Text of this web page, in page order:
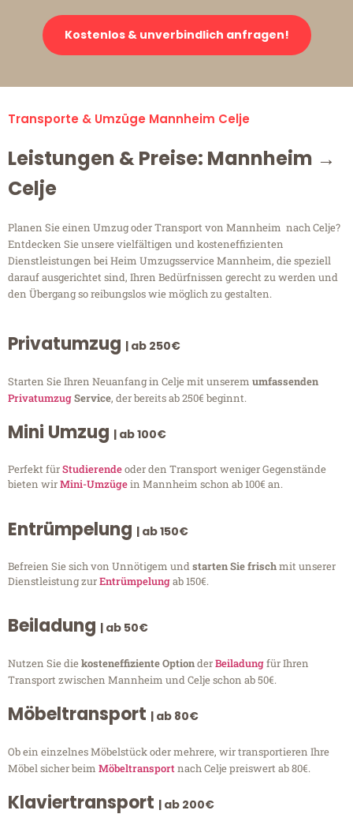
Kostenlos & unverbindlich anfragen!
Transporte & Umzüge Mannheim Celje
Leistungen & Preise: Mannheim →
Celje
Planen Sie einen Umzug oder Transport von Mannheim nach Celje?
Entdecken Sie unsere vielfältigen und kosteneffizienten
Dienstleistungen bei Heim Umzugsservice Mannheim, die speziell
darauf ausgerichtet sind, Ihren Bedürfnissen gerecht zu werden und
den Übergang so reibungslos wie möglich zu gestalten.
Privatumzug | ab 250€
Starten Sie Ihren Neuanfang in Celje mit unserem umfassenden
PrivatumzugService, der bereits ab 250€ beginnt.
Mini Umzug | ab 100€
Perfekt fürStudierendeoder den Transport weniger Gegenstände
bieten wirMini-Umzügein Mannheim schon ab 100€ an.
Entrümpelung | ab 150€
Befreien Sie sich von Unnötigem undstarten Sie frischmit unserer
Dienstleistung zurEntrümpelungab 150€.
Beiladung | ab 50€
Nutzen Sie diekosteneffiziente OptionderBeiladungfür Ihren
Transport zwischen Mannheim und Celje schon ab 50€.
Möbeltransport | ab 80€
Ob ein einzelnes Möbelstück oder mehrere, wir transportieren Ihre
Möbel sicher beim Möbeltransportnach Celje preiswert ab 80€.
Klaviertransport | ab 200€